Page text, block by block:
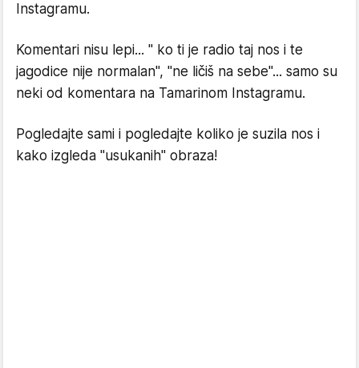
Instagramu.
Komentari nisu lepi... " ko ti je radio taj nos i te
jagodice nije normalan", "ne ličiš na sebe"... samo su
neki od komentara na Tamarinom Instagramu.
Pogledajte sami i pogledajte koliko je suzila nos i
kako izgleda "usukanih" obraza!